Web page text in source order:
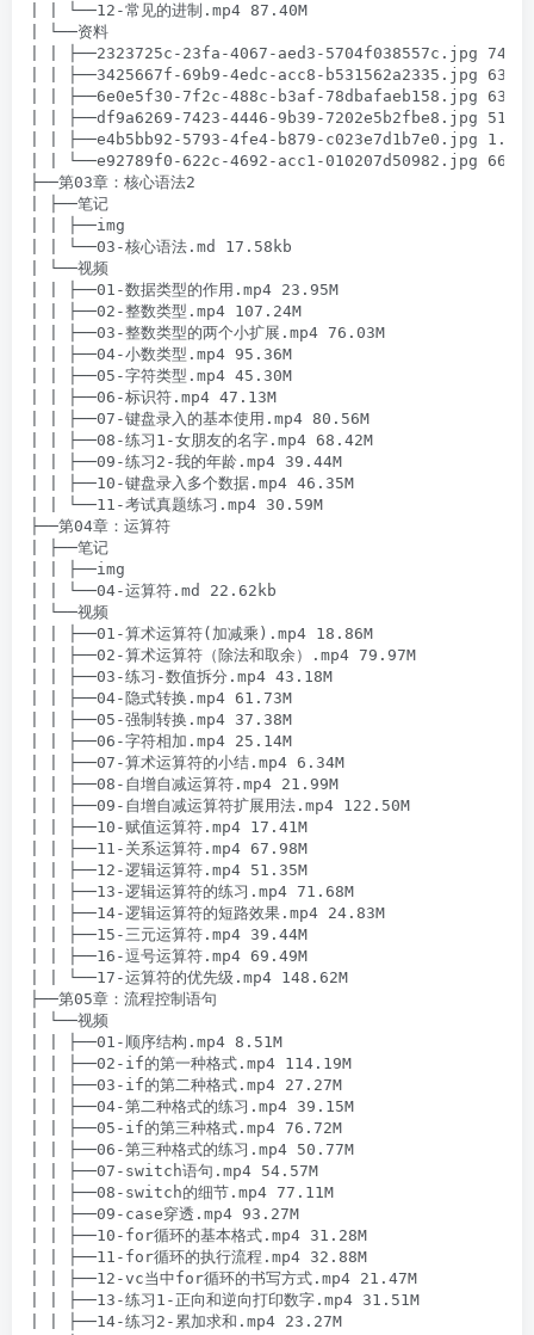
| | └──12-常见的进制.mp4 87.40M
| └──资料
| | ├──2323725c-23fa-4067-aed3-5704f038557c.jpg
| | ├──3425667f-69b9-4edc-acc8-b531562a2335.jpg
| | ├──6e0e5f30-7f2c-488c-b3af-78dbafaeb158.jpg
| | ├──df9a6269-7423-4446-9b39-7202e5b2fbe8.jpg
| | ├──e4b5bb92-5793-4fe4-b879-c023e7d1b7e0.jpg 1.60M
| | └──e92789f0-622c-4692-acc1-010207d50982.jpg
├──第03章：核心语法2
| ├──笔记
| | ├──img
| | └──03-核心语法.md 17.58kb
| └──视频
| | ├──01-数据类型的作用.mp4 23.95M
| | ├──02-整数类型.mp4 107.24M
| | ├──03-整数类型的两个小扩展.mp4 76.03M
| | ├──04-小数类型.mp4 95.36M
| | ├──05-字符类型.mp4 45.30M
| | ├──06-标识符.mp4 47.13M
| | ├──07-键盘录入的基本使用.mp4 80.56M
| | ├──08-练习1-女朋友的名字.mp4 68.42M
| | ├──09-练习2-我的年龄.mp4 39.44M
| | ├──10-键盘录入多个数据.mp4 46.35M
| | └──11-考试真题练习.mp4 30.59M
├──第04章：运算符
| ├──笔记
| | ├──img
| | └──04-运算符.md 22.62kb
| └──视频
| | ├──01-算术运算符(加减乘).mp4 18.86M
| | ├──02-算术运算符（除法和取余）.mp4 79.97M
| | ├──03-练习-数值拆分.mp4 43.18M
| | ├──04-隐式转换.mp4 61.73M
| | ├──05-强制转换.mp4 37.38M
| | ├──06-字符相加.mp4 25.14M
| | ├──07-算术运算符的小结.mp4 6.34M
| | ├──08-自增自减运算符.mp4 21.99M
| | ├──09-自增自减运算符扩展用法.mp4 122.50M
| | ├──10-赋值运算符.mp4 17.41M
| | ├──11-关系运算符.mp4 67.98M
| | ├──12-逻辑运算符.mp4 51.35M
| | ├──13-逻辑运算符的练习.mp4 71.68M
| | ├──14-逻辑运算符的短路效果.mp4 24.83M
| | ├──15-三元运算符.mp4 39.44M
| | ├──16-逗号运算符.mp4 69.49M
| | └──17-运算符的优先级.mp4 148.62M
├──第05章：流程控制语句
| └──视频
| | ├──01-顺序结构.mp4 8.51M
| | ├──02-if的第一种格式.mp4 114.19M
| | ├──03-if的第二种格式.mp4 27.27M
| | ├──04-第二种格式的练习.mp4 39.15M
| | ├──05-if的第三种格式.mp4 76.72M
| | ├──06-第三种格式的练习.mp4 50.77M
| | ├──07-switch语句.mp4 54.57M
| | ├──08-switch的细节.mp4 77.11M
| | ├──09-case穿透.mp4 93.27M
| | ├──10-for循环的基本格式.mp4 31.28M
| | ├──11-for循环的执行流程.mp4 32.88M
| | ├──12-vc当中for循环的书写方式.mp4 21.47M
| | ├──13-练习1-正向和逆向打印数字.mp4 31.51M
| | ├──14-练习2-累加求和.mp4 23.27M